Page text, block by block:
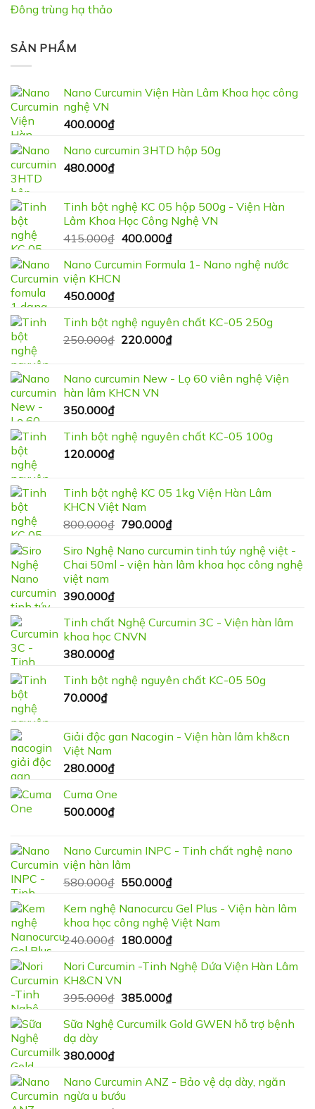
Đông trùng hạ thảo
SẢN PHẨM
Nano Curcumin Viện Hàn Lâm Khoa học công
nghệ VN
400.000₫
Nano curcumin 3HTD hộp 50g
480.000₫
Tinh bột nghệ KC 05 hộp 500g - Viện Hàn
Lâm Khoa Học Công Nghệ VN
415.000₫ Giá
là:
400.000₫Giá
tại
Nano Curcumin Formula 1- Nano nghệ nước
viện KHCN
450.000₫
Tinh bột nghệ nguyên chất KC-05 250g
250.000₫ Giá
250.000₫.
220.000₫Giá
là:
Nano curcumin New - Lọ 60 viên nghệ Viện
hàn lâm KHCN VN
350.000₫
Tinh bột nghệ nguyên chất KC-05 100g
120.000₫
Tinh bột nghệ KC 05 1kg Viện Hàn Lâm
KHCN Việt Nam
800.000₫ Giá
là:
800.000₫.
790.000₫Giá
tại
là:
Siro Nghệ Nano curcumin tinh túy nghệ việt -
Chai 50ml - viện hàn lâm khoa học công nghệ
việt nam
390.000₫
Tinh chất Nghệ Curcumin 3C - Viện hàn lâm
khoa học CNVN
380.000₫
Tinh bột nghệ nguyên chất KC-05 50g
70.000₫
Giải độc gan Nacogin - Viện hàn lâm kh&cn
Việt Nam
280.000₫
Cuma One
500.000₫
Nano Curcumin INPC - Tinh chất nghệ nano
viện hàn lâm
580.000₫ Giá
là:
580.000₫.
550.000₫Giá
tại
là:
550.000₫.
Kem nghệ Nanocurcu Gel Plus - Viện hàn lâm
khoa học công nghệ Việt Nam
240.000₫ Giá
là:
240.000₫.
180.000₫Giá
tại
180.000₫.
Nori Curcumin -Tinh Nghệ Dứa Viện Hàn Lâm
KH&CN VN
395.000₫ Giá
là:
385.000₫Giá
tại
Sữa Nghệ Curcumilk Gold GWEN hỗ trợ bệnh
dạ dày
380.000₫
Nano Curcumin ANZ - Bảo vệ dạ dày, ngăn
ngừa u bướu